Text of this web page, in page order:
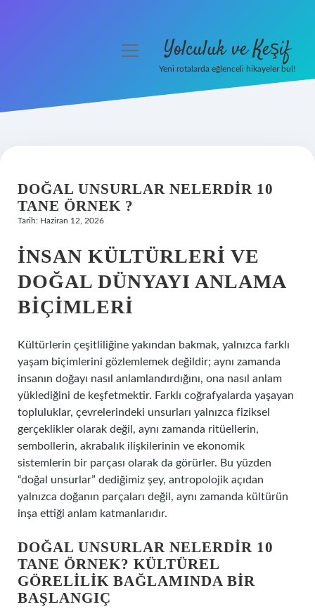
Hakkımızda
menüyü Yolculuk ve Keşif
Yeni rotalarda eğlenceli hikayeler bul!
DOĞAL UNSURLAR NELERDIR 10
TANE ÖRNEK ?
Tarih: Haziran 12, 2026
İNSAN KÜLTÜRLERI VE
DOĞAL DÜNYAYI ANLAMA
BIÇIMLERI
Kültürlerin çeşitliliğine yakından bakmak, yalnızca farklı
yaşam biçimlerini gözlemlemek değildir; aynı zamanda
insanın doğayı nasıl anlamlandırdığını, ona nasıl anlam
yüklediğini de keşfetmektir. Farklı coğrafyalarda yaşayan
topluluklar, çevrelerindeki unsurları yalnızca fiziksel
gerçeklikler olarak değil, aynı zamanda ritüellerin,
sembollerin, akrabalık ilişkilerinin ve ekonomik
sistemlerin bir parçası olarak da görürler. Bu yüzden
“doğal unsurlar” dediğimiz şey, antropolojik açıdan
yalnızca doğanın parçaları değil, aynı zamanda kültürün
inşa ettiği anlam katmanlarıdır.
DOĞAL UNSURLAR NELERDIR 10
TANE ÖRNEK? KÜLTÜREL
GÖRELILIK BAĞLAMINDA BIR
BAŞLANGIÇ